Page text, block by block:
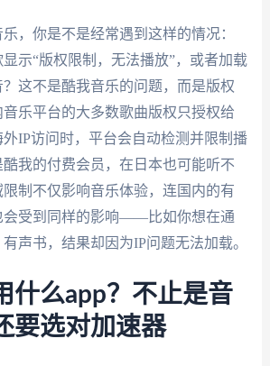
，你是不是经常遇到这样的情况：
示“版权限制，无法播放”，或者加载
这不是酷我音乐的问题，而是版权
乐平台的大多数歌曲版权只授权给
IP访问时，平台会自动检测并限制播
我的付费会员，在日本也可能听不
制不仅影响音乐体验，连国内的有
会受到同样的影响——比如你想在通
声书，结果却因为IP问题无法加载。
什么app？不止是音
要选对加速器